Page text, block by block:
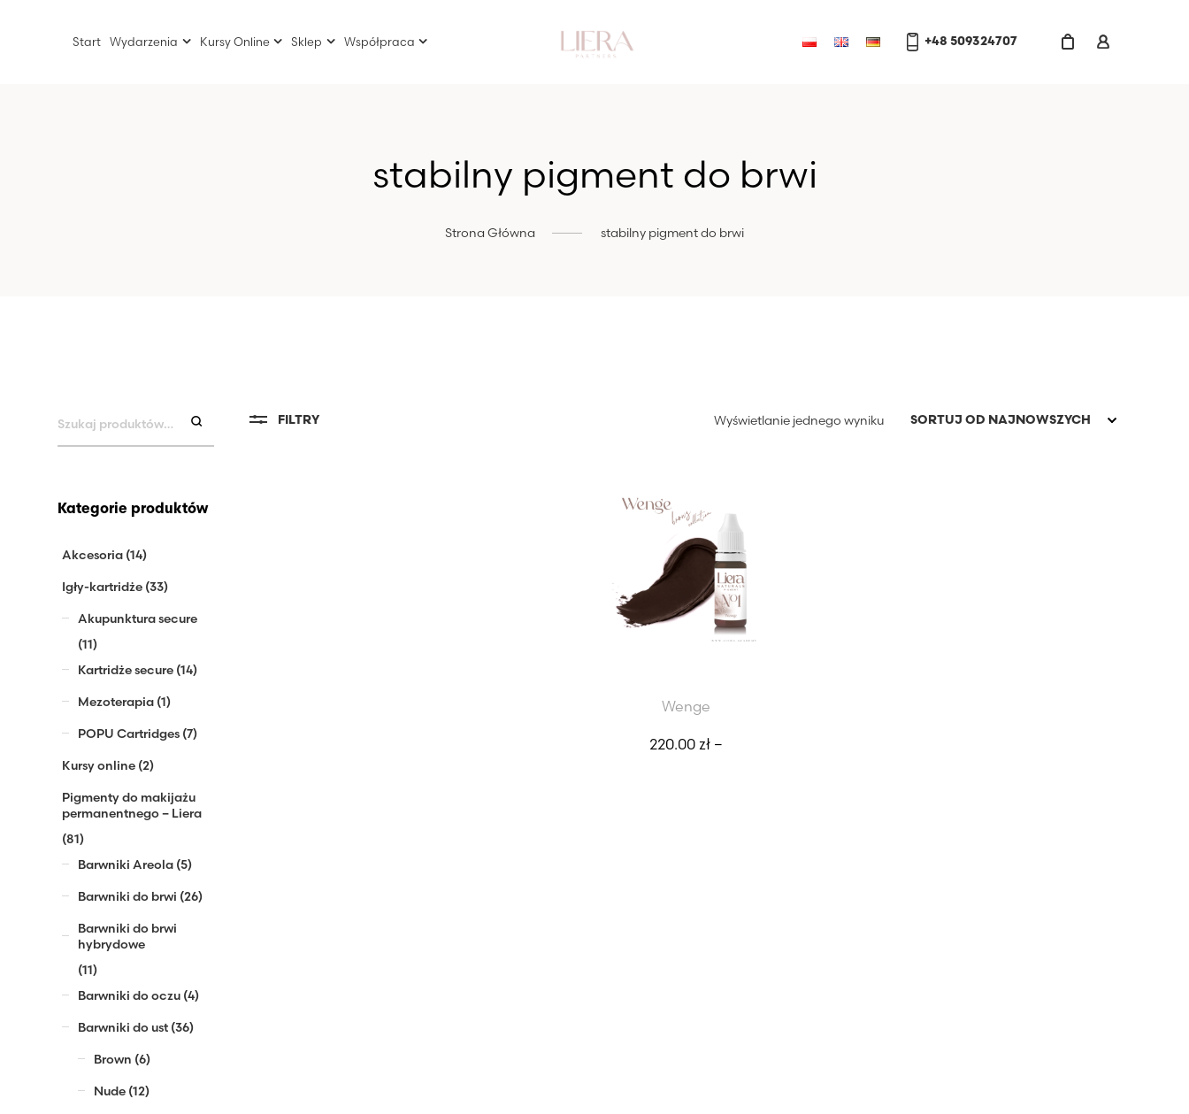
Start Wydarzenia Kursy Online Sklep Współpraca +48 509324707
stabilny pigment do brwi
Strona Główna stabilny pigment do brwi
FILTRY Wyświetlanie jednego wyniku
Wenge
220.00zł –
Szukaj:
Kategorie produktów
Akcesoria (14)
Igły-kartridże (33)
Akupunktura secure
(11)
Kartridże secure (14)
Mezoterapia (1)
POPU Cartridges (7)
Kursy online (2)
Pigmenty do makijażu
permanentnego – Liera
(81)
Barwniki Areola (5)
Barwniki do brwi (26)
Barwniki do brwi
hybrydowe
(11)
Barwniki do oczu (4)
Barwniki do ust (36)
Brown (6)
Nude (12)